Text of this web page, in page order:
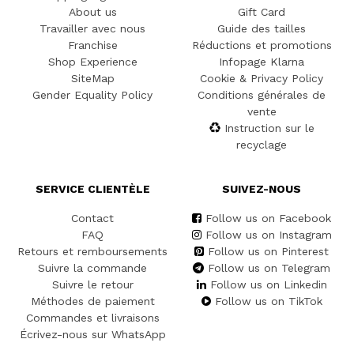
About us
Travailler avec nous
Franchise
Shop Experience
SiteMap
Gender Equality Policy
Gift Card
Guide des tailles
Réductions et promotions
Infopage Klarna
Cookie & Privacy Policy
Conditions générales de
vente
Instruction sur le
recyclage
SERVICE CLIENTÈLE
Contact
FAQ
Retours et remboursements
Suivre la commande
Suivre le retour
Méthodes de paiement
Commandes et livraisons
Écrivez-nous sur WhatsApp
SUIVEZ-NOUS
Follow us on Facebook
Follow us on Instagram
Follow us on Pinterest
Follow us on Telegram
Follow us on Linkedin
Follow us on TikTok